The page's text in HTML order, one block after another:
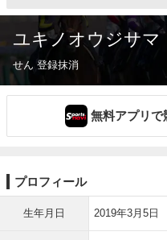
ユキノオウジサマ
せん 登録抹消
無料アプリで
プロフィール
生年月日 2019年3月5日